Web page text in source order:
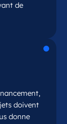
de
doivent
donne